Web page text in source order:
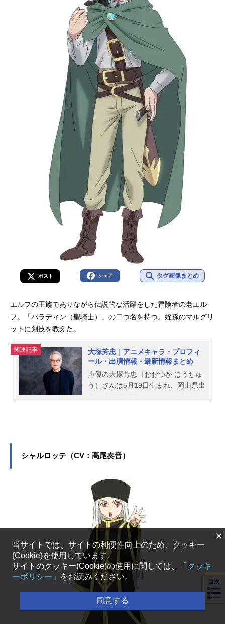
ポスト シェア タグ画像まとめ
エルフの王族でありながら伝説的な活躍をした冒険者の老エル
フ。「パラディン（聖騎士）」の二つ名を持つ。姪孫のマルグリ
ットに剣技を教えた。
関連記事
大塚芳忠｜アニメキャラ・プロフィ
ール・出演情報・最新情報まとめ
声優の大塚芳忠（おおつか ほうちゅ
う）さんは5月19日生まれ、岡山県出
ご紹介！
シャルロッテ（CV：高尾奏音）
目次
×
当サイトでは、サイトの利便性向上のため、クッキー
(Cookie)を使用しています。
サイトのクッキー(Cookie)の使用に関しては、
「クッキ
ーポリシー」
をお読みください。
同意する